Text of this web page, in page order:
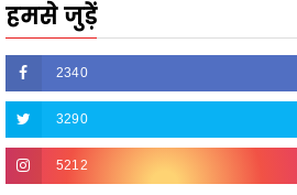
2340
3290
5212
R.O.NO. 13954/151 Advertisement Carousel